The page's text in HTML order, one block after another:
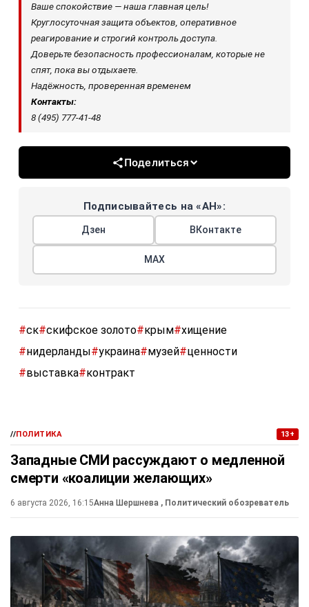
Ваше спокойствие — наша главная цель!
Круглосуточная защита объектов, оперативное
реагирование и строгий контроль доступа.
Доверьте безопасность профессионалам, которые не
спят, пока вы отдыхаете.
Надёжность, проверенная временем
Контакты:
8 (495) 777-41-48
Поделиться
Подписывайтесь на «АН»:
Дзен ВКонтакте
МАХ
#ск#скифское золото#крым#хищение
#нидерланды#украина#музей#ценности
#выставка#контракт
//ПОЛИТИКА 13+
Западные СМИ рассуждают о медленной
смерти «коалиции желающих»
6 августа 2026, 16:15Анна Шершнева , Политический обозреватель